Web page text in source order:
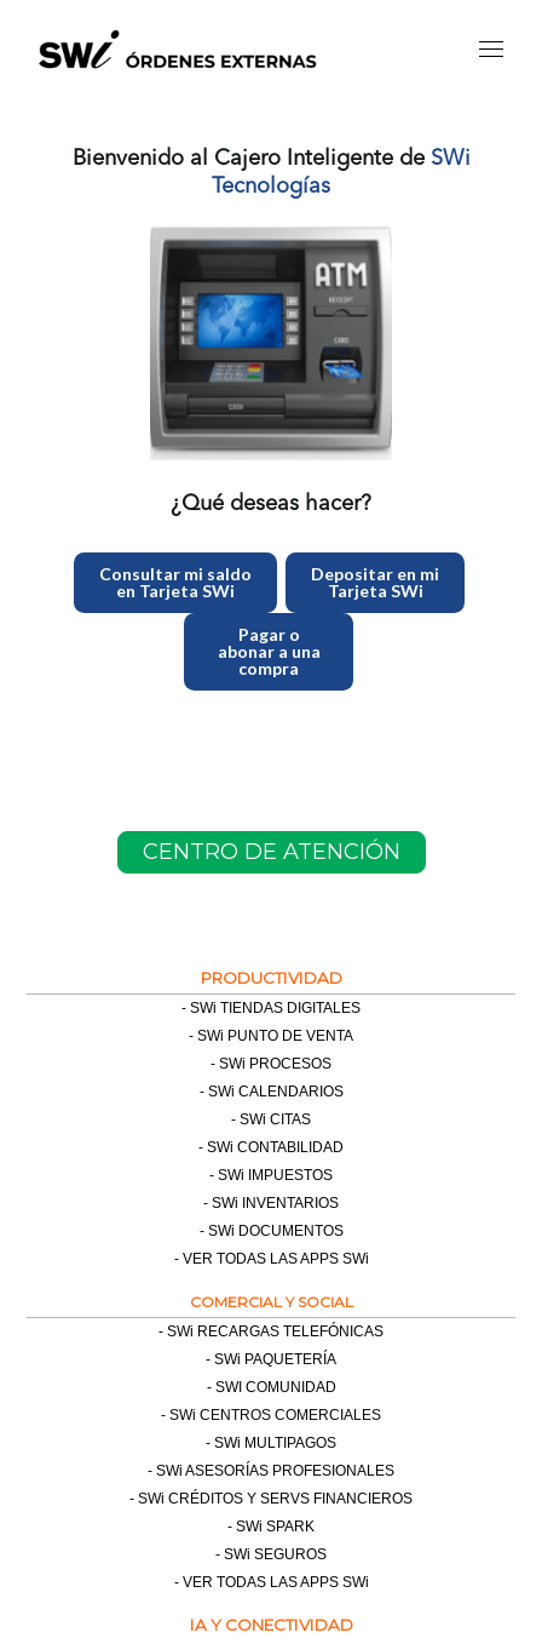
Bienvenido al Cajero Inteligente de SWi
Tecnologías
¿Qué deseas hacer?
Consultar mi saldo
en Tarjeta SWi
Depositar en mi
Tarjeta SWi
Pagar o
abonar a una
compra
CENTRO DE ATENCIÓN
PRODUCTIVIDAD
SWi TIENDAS DIGITALES
SWi PUNTO DE VENTA
SWi PROCESOS
SWi CALENDARIOS
SWi CITAS
SWi CONTABILIDAD
SWi IMPUESTOS
SWi INVENTARIOS
SWi DOCUMENTOS
VER TODAS LAS APPS SWi
COMERCIAL Y SOCIAL
SWi RECARGAS TELEFÓNICAS
SWi PAQUETERÍA
SWI COMUNIDAD
SWi CENTROS COMERCIALES
SWi MULTIPAGOS
SWi ASESORÍAS PROFESIONALES
SWi CRÉDITOS Y SERVS FINANCIEROS
SWi SPARK
SWi SEGUROS
VER TODAS LAS APPS SWi
IA Y CONECTIVIDAD